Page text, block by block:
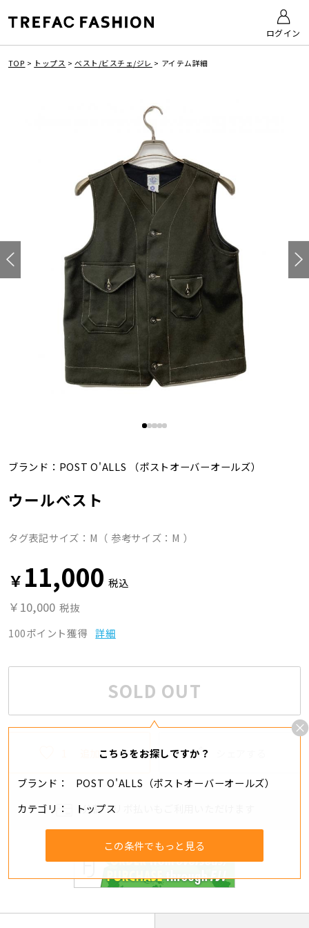
ログイン
TOP > トップス > ベスト/ビスチェ/ジレ > アイテム詳細
ブランド： POST O'ALLS （ポストオーバーオールズ）
ウールベスト
タグ表記サイズ：M（ 参考サイズ：M ）
￥ 11,000 税込
￥10,000 税抜
100ポイント獲得 詳細
SOLD OUT
こちらをお探しですか？
ブランド
POST O'ALLS（ポストオーバーオールズ）
カテゴリ
トップス
この条件でもっと見る
追加する
分割・リボ払いもご利用いただけます